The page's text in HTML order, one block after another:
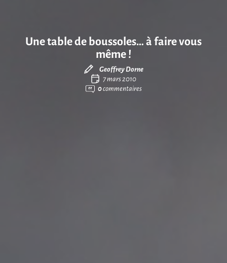
Une table de boussoles… à faire vous
même !
Geoffrey Dorne
7 mars 2010
0commentaires